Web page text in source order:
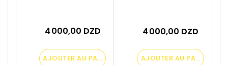
4 000,00 DZD
AJOUTER AU PANIER
4 000,00 DZD
AJOUTER AU PANIER